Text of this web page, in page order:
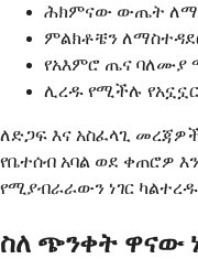
ሕክምናው ውጤት
ምልክቶቼን
የአእምሮ ጤና ባለሙያ
ሊረዱ የሚችሉ
ለድጋፍ እና አስፈላጊ
የቤተሰብ አባል ወደ ቀጠሮዎ
የሚያብራራውን ነገር
ስለ ጭንቀት ዋናው